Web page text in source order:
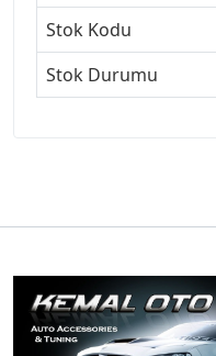
Stok Kodu
Stok Durumu